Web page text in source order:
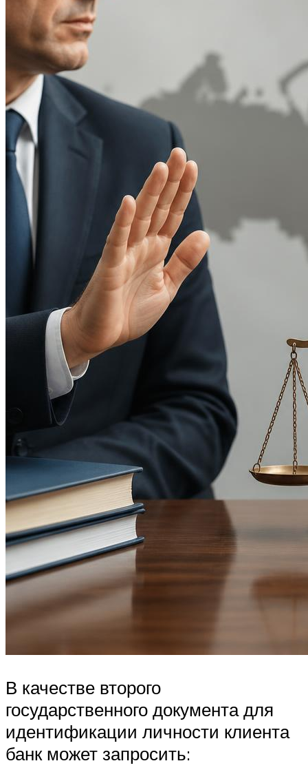
В качестве второго
государственного документа для
идентификации личности клиента
банк может запросить: